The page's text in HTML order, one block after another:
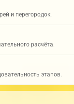
и перегородок.
расчёта.
этапов.